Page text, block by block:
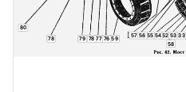
33
52 53
54
55
56
57
58
59
76
77
78
78 79
80